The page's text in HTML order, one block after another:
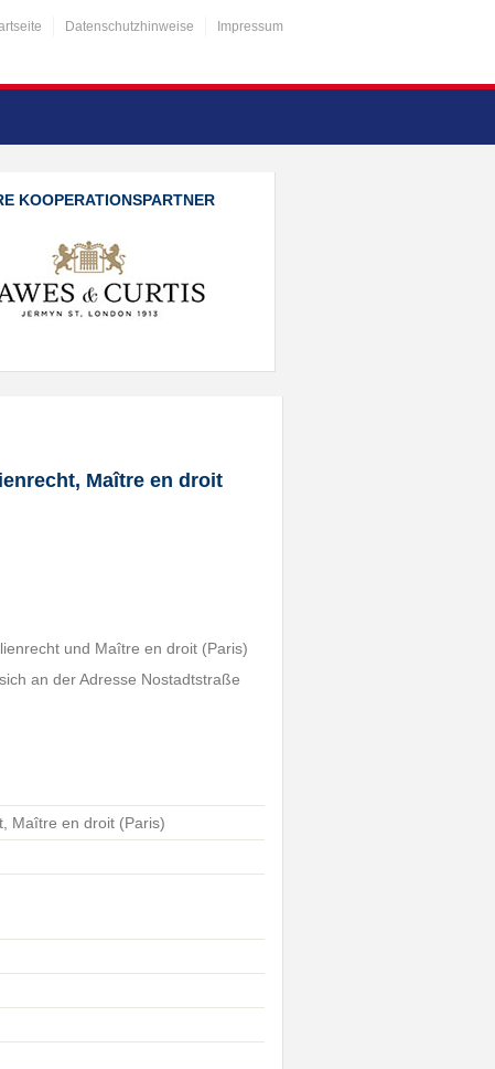
Datenschutzhinweise Impressum
KOOPERATIONSPARTNER
Maître en droit
und Maître en droit (Paris)
an der Adresse Nostadtstraße
Maître en droit (Paris)